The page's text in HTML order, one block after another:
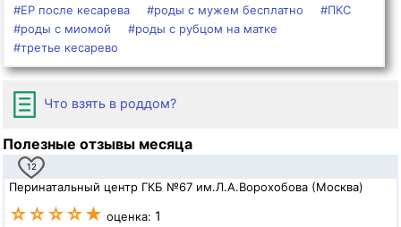
#ЕР после кесарева #роды с мужем бесплатно
#ПКС
#роды с миомой
#роды с рубцом на матке
#третье кесарево
Что взять в роддом?
Полезные отзывы месяца
12
Перинатальный центр ГКБ №67 им.Л.А.Ворохобова (Москва)
☆☆☆☆★ оценка: 1